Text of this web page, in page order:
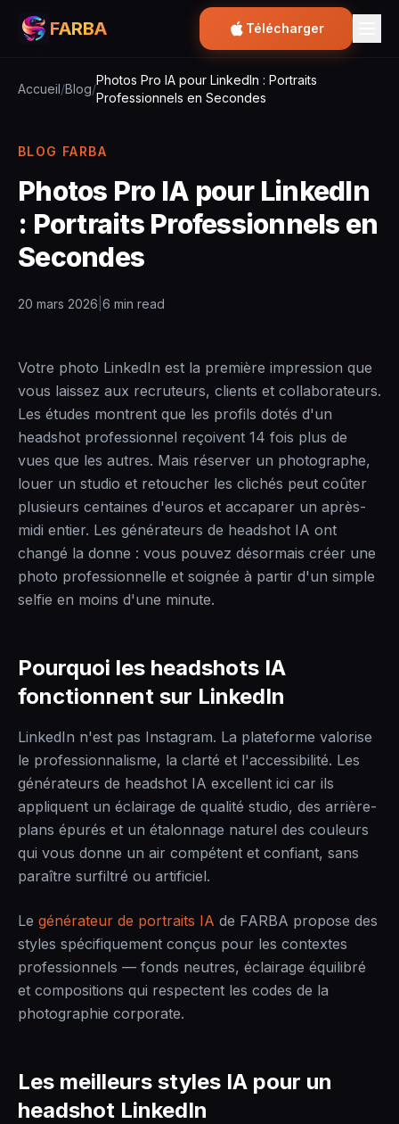
FARBA Télécharger
Accueil/Blog/
Photos Pro IA pour LinkedIn : Portraits
Professionnels en Secondes
BLOG FARBA
Photos Pro IA pour LinkedIn
: Portraits Professionnels en
Secondes
20 mars 2026 6 min read
Votre photo LinkedIn est la première impression que
vous laissez aux recruteurs, clients et collaborateurs.
Les études montrent que les profils dotés d'un
headshot professionnel reçoivent 14 fois plus de
vues que les autres. Mais réserver un photographe,
louer un studio et retoucher les clichés peut coûter
plusieurs centaines d'euros et accaparer un après-
midi entier. Les générateurs de headshot IA ont
changé la donne : vous pouvez désormais créer une
photo professionnelle et soignée à partir d'un simple
selfie en moins d'une minute.
Pourquoi les headshots IA
fonctionnent sur LinkedIn
LinkedIn n'est pas Instagram. La plateforme valorise
le professionnalisme, la clarté et l'accessibilité. Les
générateurs de headshot IA excellent ici car ils
appliquent un éclairage de qualité studio, des arrière-
plans épurés et un étalonnage naturel des couleurs
qui vous donne un air compétent et confiant, sans
paraître surfiltré ou artificiel.
Le générateur de portraits IA de FARBA propose des
styles spécifiquement conçus pour les contextes
professionnels — fonds neutres, éclairage équilibré
et compositions qui respectent les codes de la
photographie corporate.
Les meilleurs styles IA pour un
headshot LinkedIn